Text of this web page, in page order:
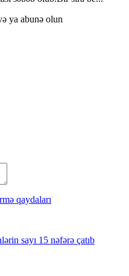
ya abunə olun
qaydaları